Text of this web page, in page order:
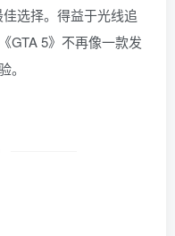
选择。得益于光线追
GTA 5》不再像一款发
。